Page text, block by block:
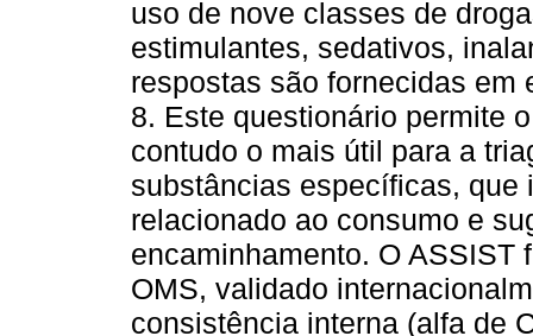
uso de nove classes de
estimulantes, sedativos,
respostas são fornecidas em
8. Este questionário permite
contudo o mais útil para a
substâncias específicas,
relacionado ao consumo e
encaminhamento. O ASSIST
OMS, validado
consistência interna (alfa de